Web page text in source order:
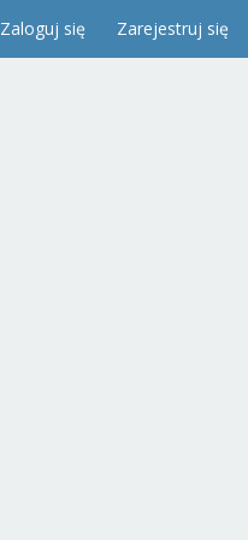
Zaloguj się Zarejestruj się